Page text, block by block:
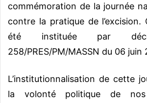
commémoration de la journée
contre la pratique de l’excision.
été instituée par
258/PRES/PM/MASSN du 06 juin
L’institutionnalisation de cette
la volonté politique de